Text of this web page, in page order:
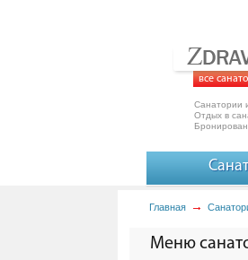
все
Санатории
Отдых в
Главная
Меню